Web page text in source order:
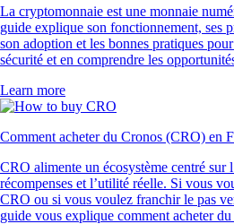
La cryptomonnaie est une monnaie
guide explique son fonctionnement, ses
son adoption et les bonnes pratiques
sécurité et en comprendre les
Learn more
Comment acheter du Cronos (CRO) en
CRO alimente un écosystème centré sur
récompenses et l’utilité réelle. Si vous
CRO ou si vous voulez franchir le pas
guide vous explique comment acheter